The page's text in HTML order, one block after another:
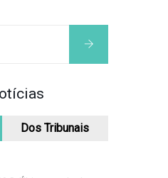
Dos Tribunais